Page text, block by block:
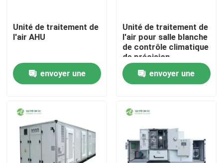
Produits
Au sujet de nous
Unité de traitement de
l'air AHU
envoyer une
Unité de traitement de
l'air pour salle blanche
de contrôle climatique
de précision
envoyer une